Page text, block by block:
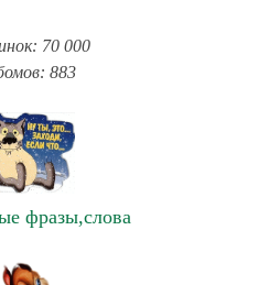
70 000
883
фразы,слова